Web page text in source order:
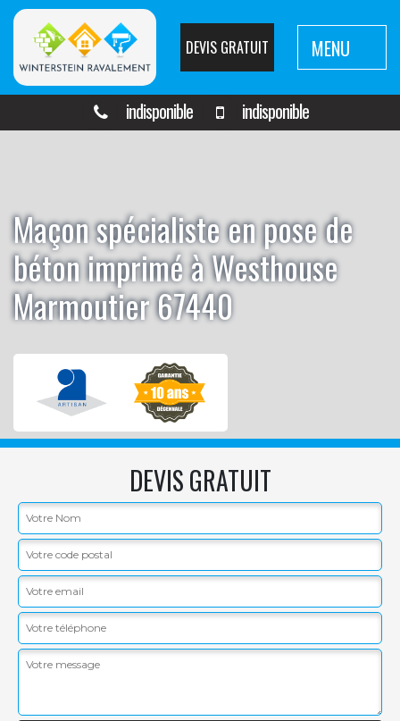
DEVIS GRATUIT MENU
indisponible indisponible
Maçon spécialiste en pose de
béton imprimé à Westhouse
Marmoutier 67440
DEVIS GRATUIT